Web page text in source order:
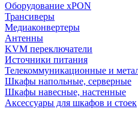
Оборудование xPON
Трансиверы
Медиаконвертеры
Антенны
KVM переключатели
Источники питания
Телекоммуникационные и
Шкафы напольные, серверные
Шкафы навесные, настенные
Аксессуары для шкафов и стоек